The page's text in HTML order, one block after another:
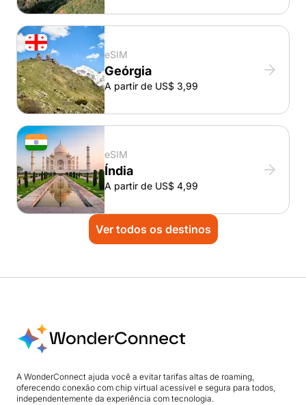
eSIM
Geórgia
A partir de US$ 3,99
eSIM
Índia
A partir de US$ 4,99
Ver todos os destinos
A WonderConnect ajuda você a evitar tarifas altas de roaming,
oferecendo conexão com chip virtual acessível e segura para todos,
independentemente da experiência com tecnologia.